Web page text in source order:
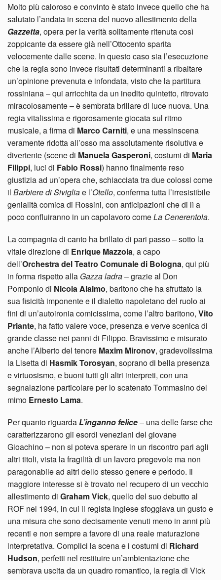
Molto più caloroso e convinto è stato invece quello che ha
salutato l’andata in scena del nuovo allestimento della
Gazzetta, opera per la verità solitamente ritenuta così
zoppicante da essere già nell’Ottocento sparita
velocemente dalle scene. In questo caso sia l’esecuzione
che la regia sono invece risultati determinanti a ribaltare
un’opinione prevenuta e infondata, visto che la partitura
rossiniana – qui arricchita da un inedito quintetto, ritrovato
miracolosamente – è sembrata brillare di luce nuova. Una
regia vitalissima e rigorosamente giocata sul ritmo
musicale, a firma di Marco Carniti, e una messinscena
veramente ridotta all’osso ma assolutamente risolutiva e
divertente (scene di Manuela Gasperoni, costumi di Maria
Filippi, luci di Fabio Rossi) hanno finalmente reso
giustizia ad un’opera che, schiacciata tra due colossi come
il Barbiere di Sivigliae l’Otello, conferma tutta l’irresistibile
genialità comica di Rossini, con anticipazioni che di lì a
poco confluiranno in un capolavoro comeLa Cenerentola.
La compagnia di canto ha brillato di pari passo – sotto la
vitale direzione di Enrique Mazzola, a capo
dell’Orchestra del Teatro Comunale di Bologna, qui più
in forma rispetto alla Gazza ladra– grazie al Don
Pomponio di Nicola Alaimo, baritono che ha sfruttato la
sua fisicità imponente e il dialetto napoletano del ruolo ai
fini di un’autoironia comicissima, come l’altro baritono, Vito
Priante, ha fatto valere voce, presenza e verve scenica di
grande classe nei panni di Filippo. Bravissimo e misurato
anche l’Alberto del tenore Maxim Mironov, gradevolissima
la Lisetta di Hasmik Torosyan, soprano di bella presenza
e virtuosismo, e buoni tutti gli altri interpreti, con una
segnalazione particolare per lo scatenato Tommasino del
mimo Ernesto Lama.
Per quanto riguarda L’inganno felice– una delle farse che
caratterizzarono gli esordi veneziani del giovane
Gioachino – non si poteva sperare in un riscontro pari agli
altri titoli, vista la fragilità di un lavoro pregevole ma non
paragonabile ad altri dello stesso genere e periodo. Il
maggiore interesse si è trovato nel recupero di un vecchio
allestimento di Graham Vick, quello del suo debutto al
ROF nel 1994, in cui il regista inglese sfoggiava un gusto e
una misura che sono decisamente venuti meno in anni più
recenti e non sempre a favore di una reale maturazione
interpretativa. Complici la scena e i costumi di Richard
Hudson, perfetti nel restituire un’ambientazione che
sembrava uscita da un quadro romantico, la regia di Vick